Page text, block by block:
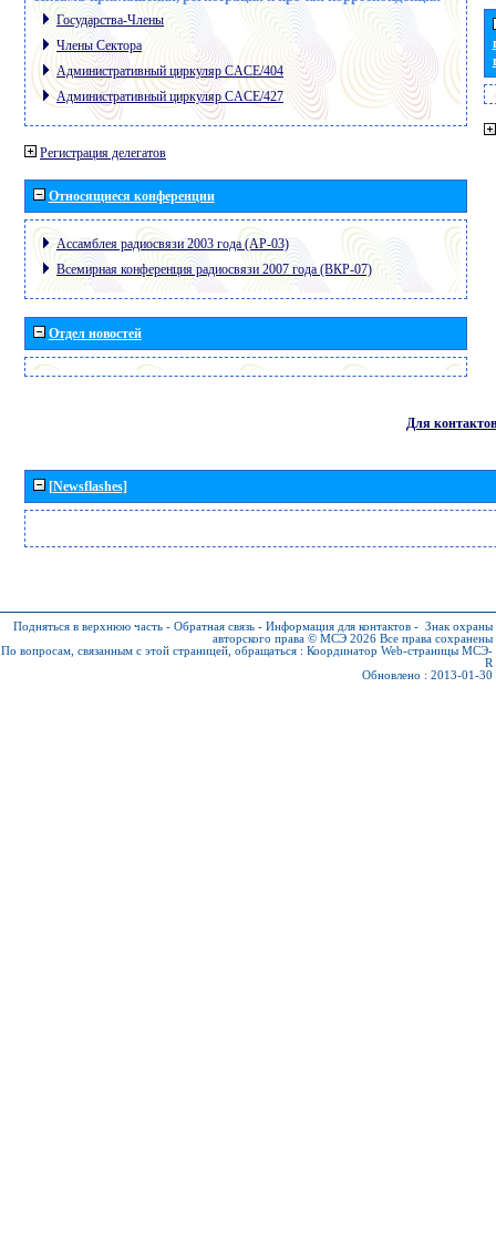
Государства-Члены
Члены Сектора
Административный циркуляр CACE/404
Административный циркуляр CACE/427
Регистрация делегатов
Относящиеся конференции
Ассамблея радиосвязи 2003 года (АР-03)
Всемирная конференция радиосвязи 2007 года (ВКР-07)
Отдел новостей
Для контактов
[Newsflashes]
Подняться в верхнюю часть - Обратная связь - Информация для контактов - Знак охраны
авторского права © МСЭ 2026 Все права сохранены
По вопросам, связанным с этой страницей, обращаться : Координатор Web-страницы МСЭ-
R
Обновлено : 2013-01-30